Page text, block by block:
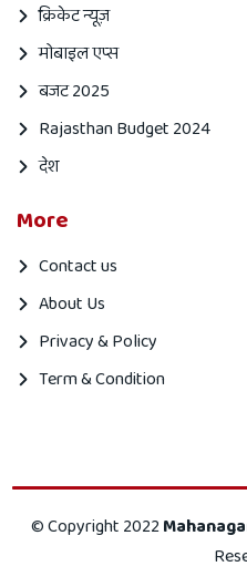
क्रिकेट न्यूज़
मोबाइल एप्स
बजट 2025
Rajasthan Budget 2024
देश
More
Contact us
About Us
Privacy & Policy
Term & Condition
times
Times© Copyright 2022